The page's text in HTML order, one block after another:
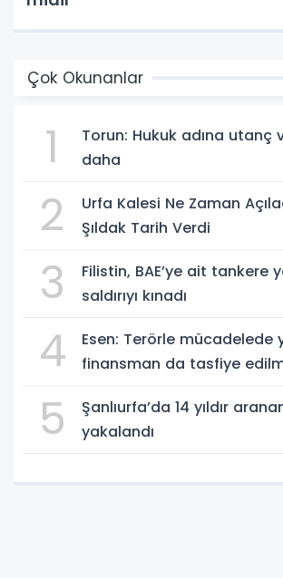
Çok Okunanlar
1
Torun: Hukuk adına utanç
daha
2
Urfa Kalesi Ne Zaman
Şıldak Tarih Verdi
3
Filistin, BAE’ye ait tankere
saldırıyı kınadı
4
Esen: Terörle mücadelede
finansman da tasfiye
5
Şanlıurfa’da 14 yıldır
yakalandı